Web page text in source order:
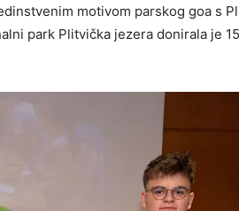
motivom parskog goa s
park Plitvička jezera donirala je